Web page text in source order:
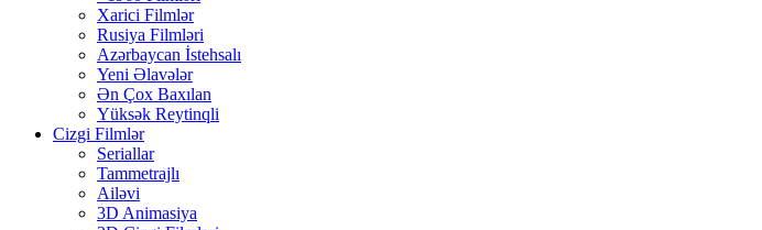
Xarici Filmlər
Rusiya Filmləri
Azərbaycan İstehsalı
Yeni Əlavələr
Ən Çox Baxılan
Yüksək Reytinqli
Cizgi Filmlər
Seriallar
Tammetrajlı
Ailəvi
3D Animasiya